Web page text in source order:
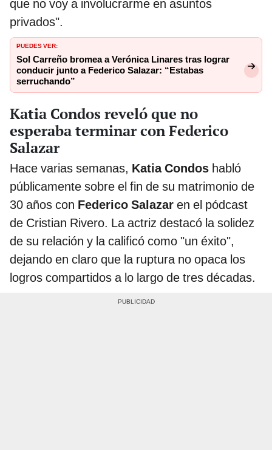
que no voy a involucrarme en asuntos
privados".
PUEDES VER:
Sol Carreño bromea a Verónica Linares tras lograr
conducir junto a Federico Salazar: “Estabas
serruchando”
Katia Condos reveló que no
esperaba terminar con Federico
Salazar
Hace varias semanas, Katia Condos habló
públicamente sobre el fin de su matrimonio de
30 años con Federico Salazar en el pódcast
de Cristian Rivero. La actriz destacó la solidez
de su relación y la calificó como "un éxito",
dejando en claro que la ruptura no opaca los
logros compartidos a lo largo de tres décadas.